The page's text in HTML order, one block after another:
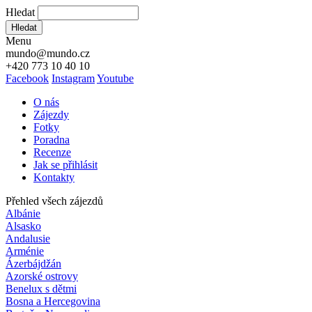
Hledat
Hledat
Menu
mundo@mundo.cz
+420 773 10 40 10
Facebook InstagramYoutube
O nás
Zájezdy
Fotky
Poradna
Recenze
Jak se přihlásit
Kontakty
Přehled všech zájezdů
Albánie
Alsasko
Andalusie
Arménie
Ázerbájdžán
Azorské ostrovy
Benelux s dětmi
Bosna a Hercegovina